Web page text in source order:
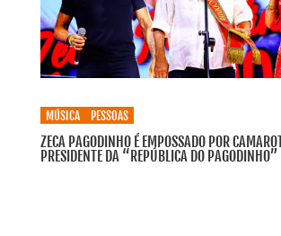
MÚSICA PESSOAS
ZECA PAGODINHO É EMPOSSADO POR
PRESIDENTE DA “REPÚBLICA DO PAGODINHO”